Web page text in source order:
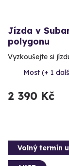
Jízda v
polygonu
Vyzkoušejte si
Most (+ 1
2 390 Kč
Volný termín